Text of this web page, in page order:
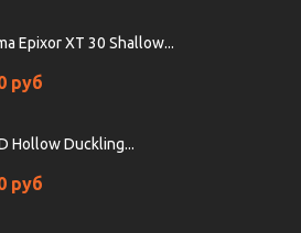
Epixor XT 30 Shallow...
руб
Hollow Duckling...
руб